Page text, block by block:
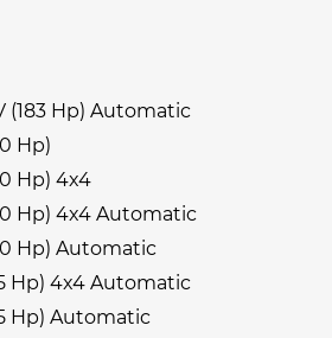
(183 Hp) Automatic
Hp)
Hp) 4x4
Hp) 4x4 Automatic
Hp) Automatic
Hp) 4x4 Automatic
Hp) Automatic